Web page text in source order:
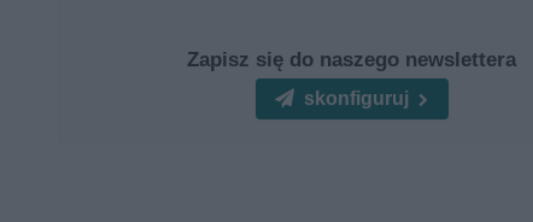
Zapisz się do naszego newslettera
skonfiguruj